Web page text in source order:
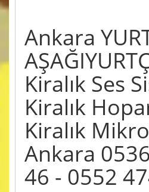
Ankara
Kiralık Ses
Kiralık
Kiralık
Ankara
46 - 0552